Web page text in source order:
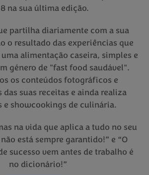
na sua última edição.
partilha diariamente com a sua
o resultado das experiências que
alimentação caseira, simples e
género de "fast food saudável".
os conteúdos fotográficos e
suas receitas e ainda realiza
e showcookings de culinária.
na vida que aplica a tudo no seu
está sempre garantido!” e “O
sucesso vem antes de trabalho é
no dicionário!”